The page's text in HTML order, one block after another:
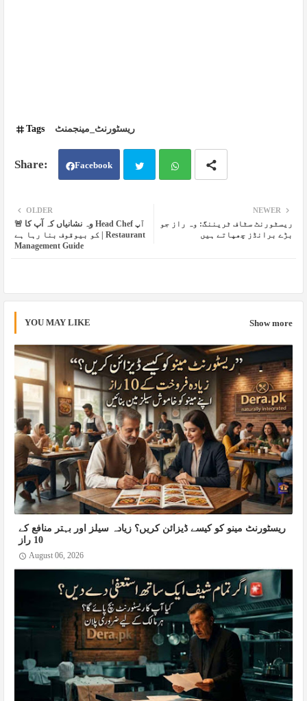
Tags ریسٹورنٹ_مینجمنٹ
Facebook
ter atsa
NEWER
ریسٹورنٹ سٹاف ٹریننگ: وہ راز جو
بڑے برانڈز چھپاتے ہیں
OLDER
🚨 وہ نشانیاں کہ آپ کا Head Chef آپ
کو بیوقوف بنا رہا ہے | Restaurant
Management Guide
YOU MAY LIKE Show more
ریسٹورنٹ مینو کو کیسے ڈیزائن کریں؟ زیادہ سیلز اور بہتر منافع کے
10 راز
August 06, 2026